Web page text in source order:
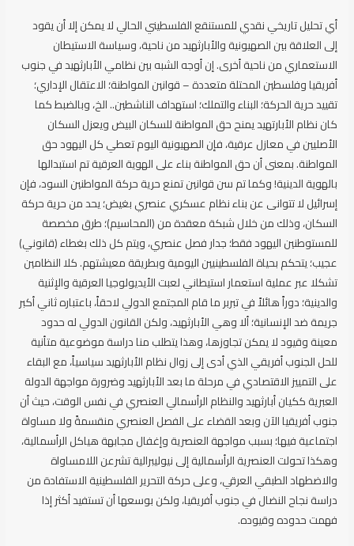
أي تحليل تاريخي نقدي للمستنقع الفلسطيني الحالي لا يمكن إلا أن يقود
إلى العلاقة بين الصهيونية والأبارثهيد من ناحية، وسياسة الاستيطان
الاستعماري من ناحية أخرى. إن أوجه الشبه بين نظامي الأبارثهيد في جنوب
أفريقيا وفلسطين المحتلة متعددة – قوانين المواطنة؛ الاعتقال الإداري؛
تقييد حرية الحركة؛ البناء والتملك؛ استهداف الناشطين.. الخ، وبالضبط كما
كان نظام الأبارتهيد يمنح حق المواطنة للسكان البيض ويعزل السكان
الأصليين في معازل عرقية، فإن الصهيونية اليوم تعطي كل اليهود حق
المواطنة. بمعنى أن حق المواطنة بناء على الهوية العرقية تم استبدالها
بالهوية الدينية! وكما تم سن قوانين تمنع حرية حركة المواطنين السود، فإن
إسرائيل لا تتوانى عن بناء نظام عسكري عنصري بغيض؛ يحد من حرية حركة
السكان، وذلك من خلال شبكة معقدة من (المحاسيم)؛ طرق مخصصة
للمستوطنين اليهود فقط؛ جدار فصل عنصري، ويتم كل ذلك بغطاء (قانوني)
عجيب؛ يتحكم بحياة الفلسطينيين اليومية وبطريقة معيشتهم. كلا النظامين
تشكلا عبر عملية استعمار استيطاني لعبت الأيديولوجيا العرقية والإثنية
والدينية؛ دوراً هائلاً في تبربر ما قام المجتمع الدولي لاحقاً، باعتباره ثاني أكبر
جريمة ضد الإنسانية؛ ألا وهي الأبارثهيد، ولكن القانون الدولي له حدود
معينة وقيود لا يمكن تجاوزها، وهذا يتطلب منا دراسة موضوعية متأنية
للحل الجنوب أفريقي الذي أدى إلى زوال نظام الأبارثهيد سياسياً، مع البقاء
على التمييز الاقتصادي في مرحلة ما بعد الأبارثهيد وضرورة مواجهة الدولة
العبرية ككيان أبارثهيد والنظام الرأسمالي العنصري في نفس الوقت، حيث أن
جنوب أفريقيا الآن وبعد القضاء على الفصل العنصري منقسمةً ولا مساواة
اجتماعية فيها؛ بسبب مواجهة العنصرية وإغفال مجابهة هياكل الرأسمالية،
وهكذا تحولت العنصرية الرأسمالية إلى نيوليبرالية تشرعن اللامساواة
والاضطهاد الطبقي العرقي، وعلى حركة التحرير الفلسطينية الاستفادة من
دراسة نجاح النضال في جنوب أفريقيا، ولكن بوسعها أن تستفيد أكثر إذا
فهمت حدوده وقيوده.